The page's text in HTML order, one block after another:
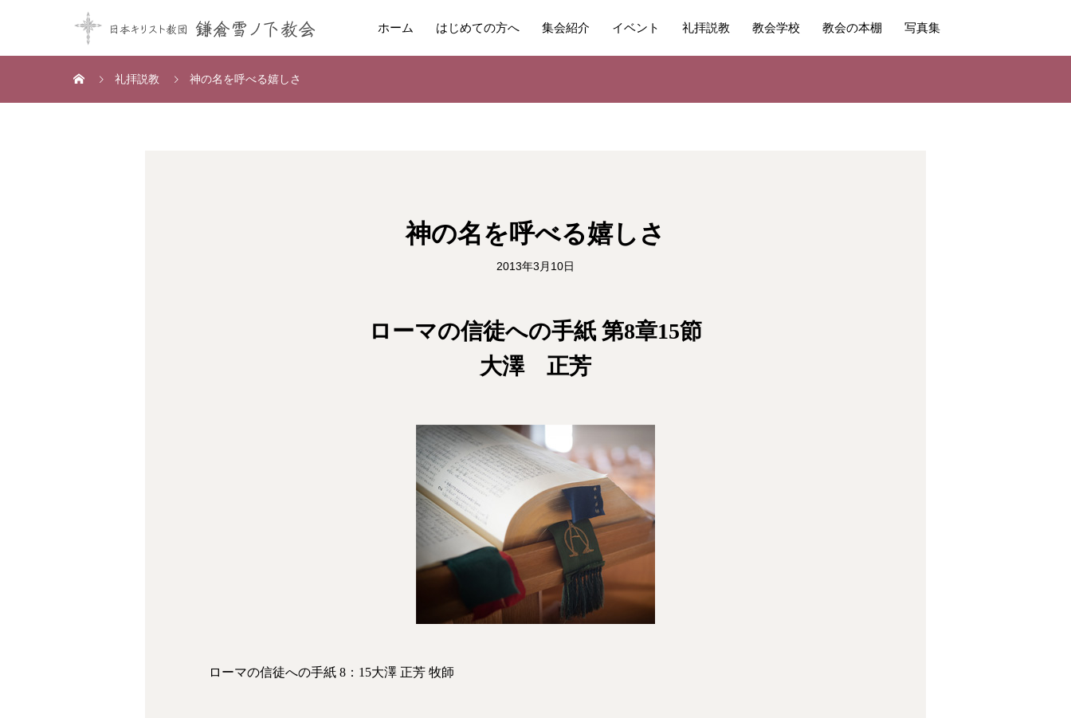
ホーム はじめての方へ 集会紹介 イベント 礼拝説教 教会学校 教会の本棚 写真集
礼拝説教 神の名を呼べる嬉しさ
神の名を呼べる嬉しさ
2013年3月10日
ローマの信徒への手紙 第8章15節
大澤 正芳
ローマの信徒への手紙 8：15大澤 正芳 牧師